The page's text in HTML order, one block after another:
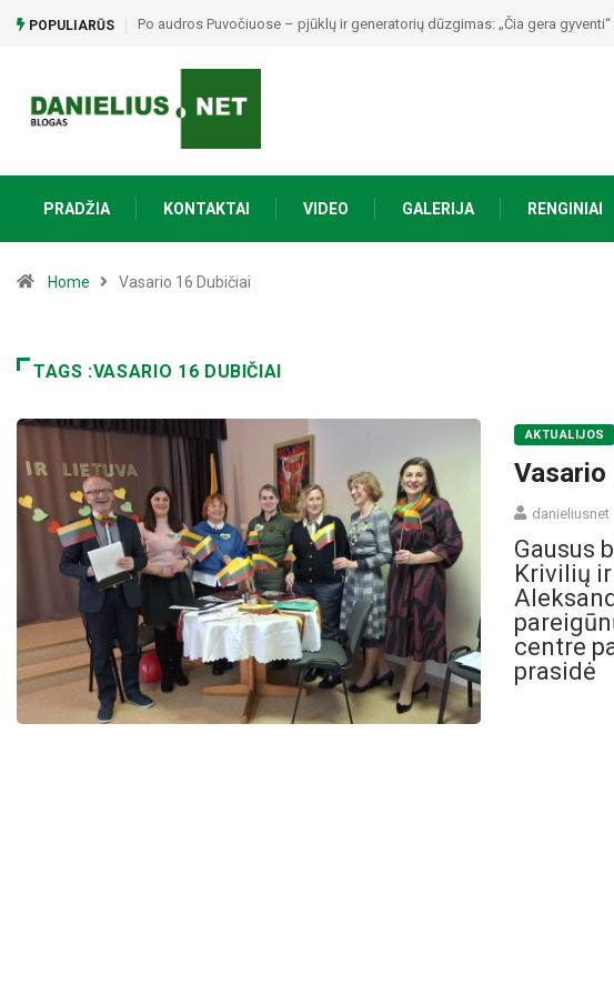
POPULIARŪS Po audros Puvočiuose – pjūklų ir generatorių dūzgimas: „Čia gera
PRADŽIA KONTAKTAI VIDEO GALERIJA RENGINIAI
Home Vasario 16 Dubičiai
TAGS :VASARIO 16 DUBIČIAI
AKTUALIJOS
Vasario
danieliusnet
Gausus
Krivilių
centre
prasidė